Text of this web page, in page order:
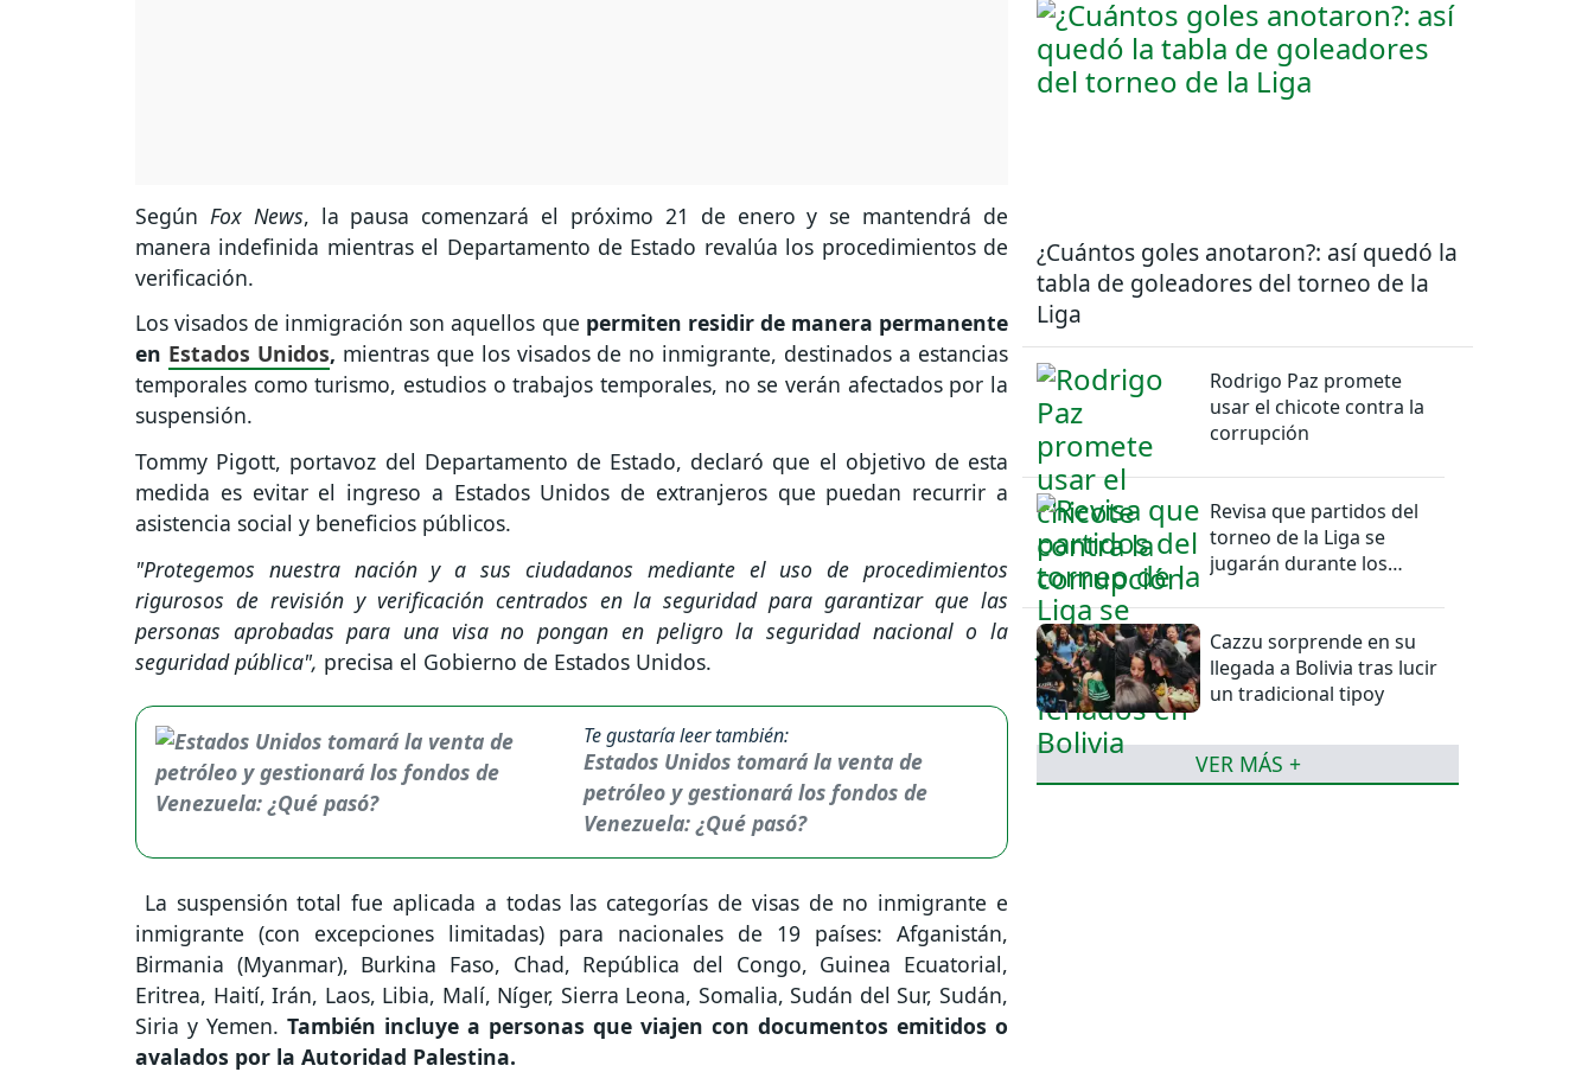
Según Fox News, la pausa comenzará el próximo 21 de enero y se mantendrá de
manera indefinida mientras el Departamento de Estado revalúa los procedimientos de
verificación.
Los visados de inmigración son aquellos que permiten residir de manera permanente
en Estados Unidos, mientras que los visados de no inmigrante, destinados a estancias
temporales como turismo, estudios o trabajos temporales, no se verán afectados por la
suspensión.
Tommy Pigott, portavoz del Departamento de Estado, declaró que el objetivo de esta
medida es evitar el ingreso a Estados Unidos de extranjeros que puedan recurrir a
asistencia social y beneficios públicos.
"Protegemos nuestra nación y a sus ciudadanos mediante el uso de procedimientos
rigurosos de revisión y verificación centrados en la seguridad para garantizar que las
personas aprobadas para una visa no pongan en peligro la seguridad nacional o la
seguridad pública", precisa el Gobierno de Estados Unidos.
Te gustaría leer también:
Estados Unidos tomará la venta de
petróleo y gestionará los fondos de
Venezuela: ¿Qué pasó?
La suspensión total fue aplicada a todas las categorías de visas de no inmigrante e
inmigrante (con excepciones limitadas) para nacionales de 19 países: Afganistán,
Birmania (Myanmar), Burkina Faso, Chad, República del Congo, Guinea Ecuatorial,
Eritrea, Haití, Irán, Laos, Libia, Malí, Níger, Sierra Leona, Somalia, Sudán del Sur, Sudán,
Siria y Yemen. También incluye a personas que viajen con documentos emitidos o
avalados por la Autoridad Palestina.
¿Cuántos goles anotaron?: así quedó la
tabla de goleadores del torneo de la
Liga
Rodrigo Paz promete
usar el chicote contra la
corrupción
Revisa que partidos del
torneo de la Liga se
jugarán durante los
Cazzu sorprende en su
llegada a Bolivia tras lucir
un tradicional tipoy
VER MÁS +